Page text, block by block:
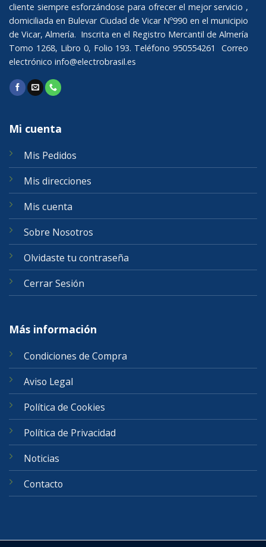
cliente siempre esforzándose para ofrecer el mejor servicio ,
domiciliada en Bulevar Ciudad de Vicar Nº990 en el municipio
de Vicar, Almería. Inscrita en el Registro Mercantil de Almería
Tomo 1268, Libro 0, Folio 193. Teléfono 950554261 Correo
electrónico info@electrobrasil.es
Mi cuenta
Mis Pedidos
Mis direcciones
Mis cuenta
Sobre Nosotros
Olvidaste tu contraseña
Cerrar Sesión
Más información
Condiciones de Compra
Aviso Legal
Política de Cookies
Política de Privacidad
Noticias
Contacto